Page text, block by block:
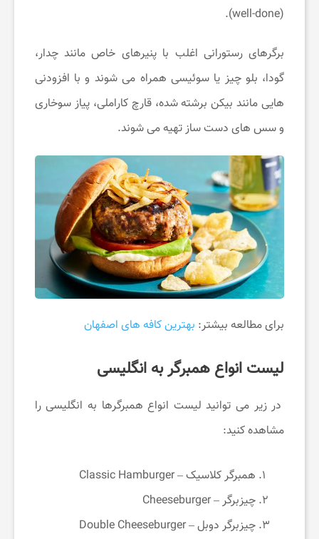
(well-done).
برگرهای رستورانی اغلب با پنیرهای خاص مانند چدار،
گودا، بلو چیز یا سوئیسی همراه می ‌شوند و با افزودنی
‌هایی مانند بیکن برشته‌ شده، قارچ کاراملی، پیاز سوخاری
و سس‌ های دست ‌ساز تهیه می ‌شوند.
برای مطالعه بیشتر: بهترین کافه های اصفهان
لیست انواع همبرگر به انگلیسی
در زیر می توانید لیست انواع همبرگرها به انگلیسی را
مشاهده کنید:
همبرگر کلاسیک – Classic Hamburger
چیزبرگر – Cheeseburger
چیزبرگر دوبل – Double Cheeseburger